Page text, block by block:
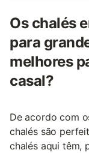
Os chalés
para
melhores
casal?
De acordo com
chalés são
chalés aqui têm,